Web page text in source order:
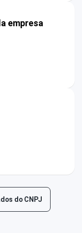
empresa
do CNPJ